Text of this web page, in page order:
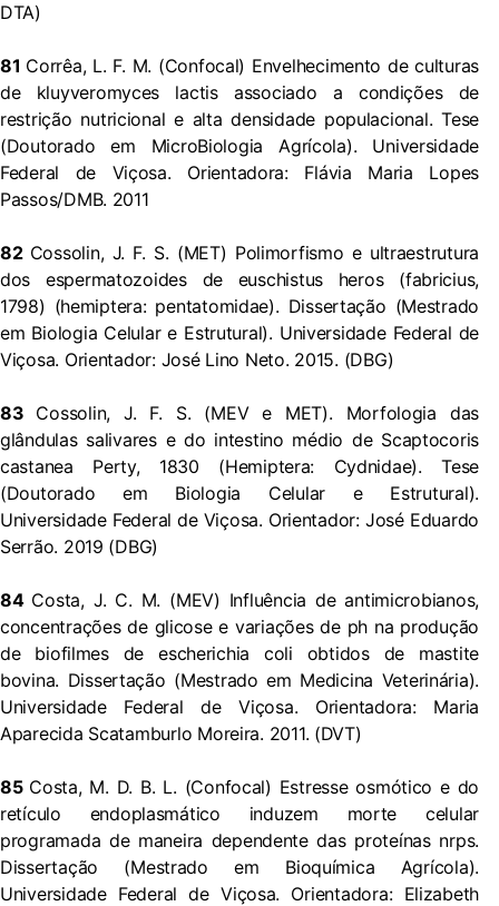
DTA)
81 Corrêa, L. F. M. (Confocal) Envelhecimento de culturas
de kluyveromyces lactis associado a condições de
restrição nutricional e alta densidade populacional. Tese
(Doutorado em MicroBiologia Agrícola). Universidade
Federal de Viçosa. Orientadora: Flávia Maria Lopes
Passos/DMB. 2011
82 Cossolin, J. F. S. (MET) Polimorfismo e ultraestrutura
dos espermatozoides de euschistus heros (fabricius,
1798) (hemiptera: pentatomidae). Dissertação (Mestrado
em Biologia Celular e Estrutural). Universidade Federal de
Viçosa. Orientador: José Lino Neto. 2015. (DBG)
83 Cossolin, J. F. S. (MEV e MET). Morfologia das
glândulas salivares e do intestino médio de Scaptocoris
castanea Perty, 1830 (Hemiptera: Cydnidae). Tese
(Doutorado em Biologia Celular e Estrutural).
Universidade Federal de Viçosa. Orientador: José Eduardo
Serrão. 2019 (DBG)
84 Costa, J. C. M. (MEV) Influência de antimicrobianos,
concentrações de glicose e variações de ph na produção
de biofilmes de escherichia coli obtidos de mastite
bovina. Dissertação (Mestrado em Medicina Veterinária).
Universidade Federal de Viçosa. Orientadora: Maria
Aparecida Scatamburlo Moreira. 2011. (DVT)
85 Costa, M. D. B. L. (Confocal) Estresse osmótico e do
retículo endoplasmático induzem morte celular
programada de maneira dependente das proteínas nrps.
Dissertação (Mestrado em Bioquímica Agrícola).
Universidade Federal de Viçosa. Orientadora: Elizabeth